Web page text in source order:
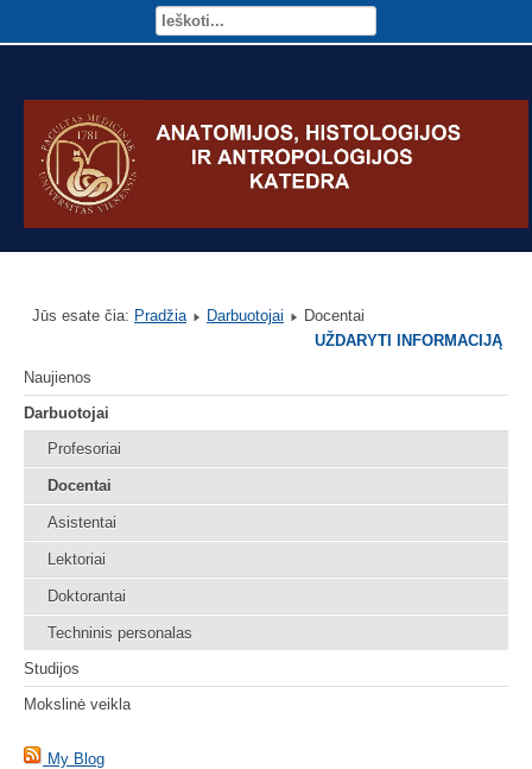
Jūs esate čia: Pradžia Darbuotojai Docentai
Naujienos
Darbuotojai
Profesoriai
Docentai
Asistentai
Lektoriai
Doktorantai
Techninis personalas
Studijos
Mokslinė veikla
My Blog
UŽDARYTI INFORMACIJĄ